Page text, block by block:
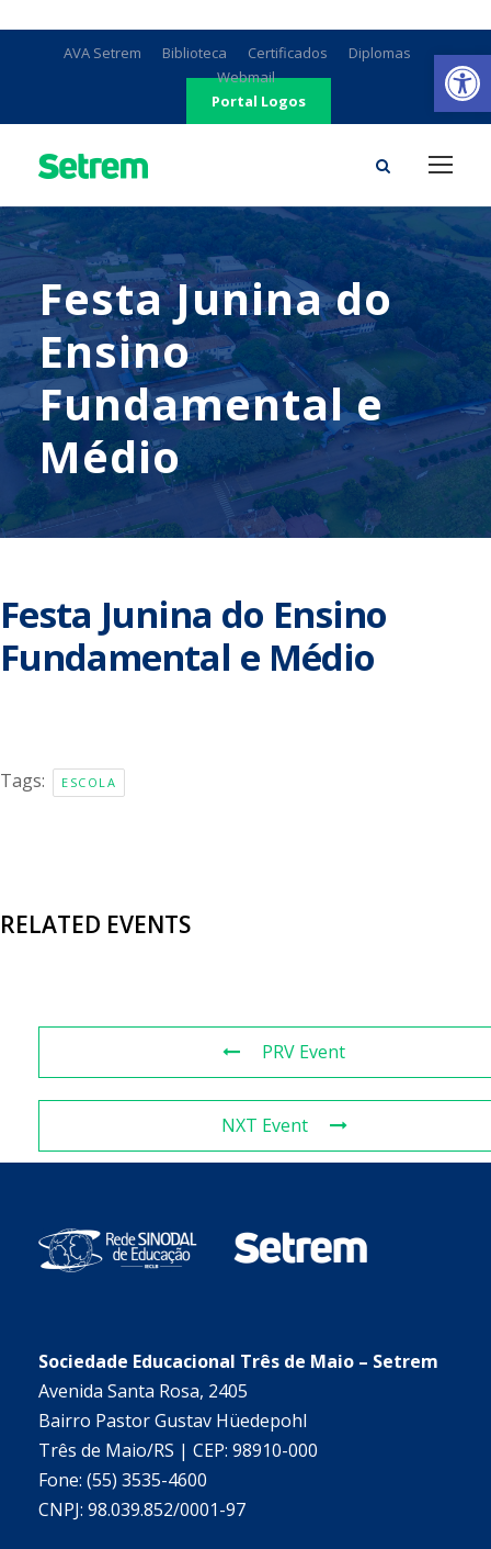
AVA Setrem Biblioteca Certificados
Diplomas
Webmail
Portal Logos
Festa Junina do
Ensino
Fundamental e
Médio
Festa Junina do Ensino
Fundamental e Médio
Tags: ESCOLA
RELATED EVENTS
PRV Event
NXT Event
Sociedade Educacional Três de Maio – Setrem
Avenida Santa Rosa, 2405
Bairro Pastor Gustav Hüedepohl
Três de Maio/RS | CEP: 98910-000
Fone: (55) 3535-4600
CNPJ: 98.039.852/0001-97